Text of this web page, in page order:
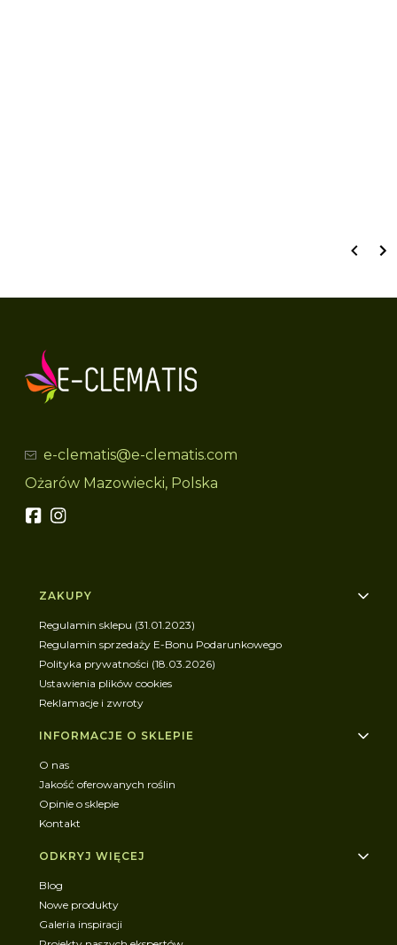
e-clematis@e-clematis.com
Ożarów Mazowiecki, Polska
Linki w stopce
ZAKUPY
Regulamin sklepu (31.01.2023)
Regulamin sprzedaży E-Bonu Podarunkowego
Polityka prywatności (18.03.2026)
Ustawienia plików cookies
Reklamacje i zwroty
INFORMACJE O SKLEPIE
O nas
Jakość oferowanych roślin
Opinie o sklepie
Kontakt
ODKRYJ WIĘCEJ
Blog
Nowe produkty
Galeria inspiracji